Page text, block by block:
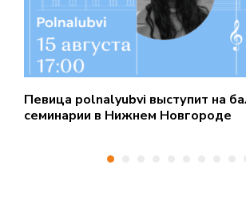
Певица polnalyubvi выступит на
семинарии в Нижнем Новгороде